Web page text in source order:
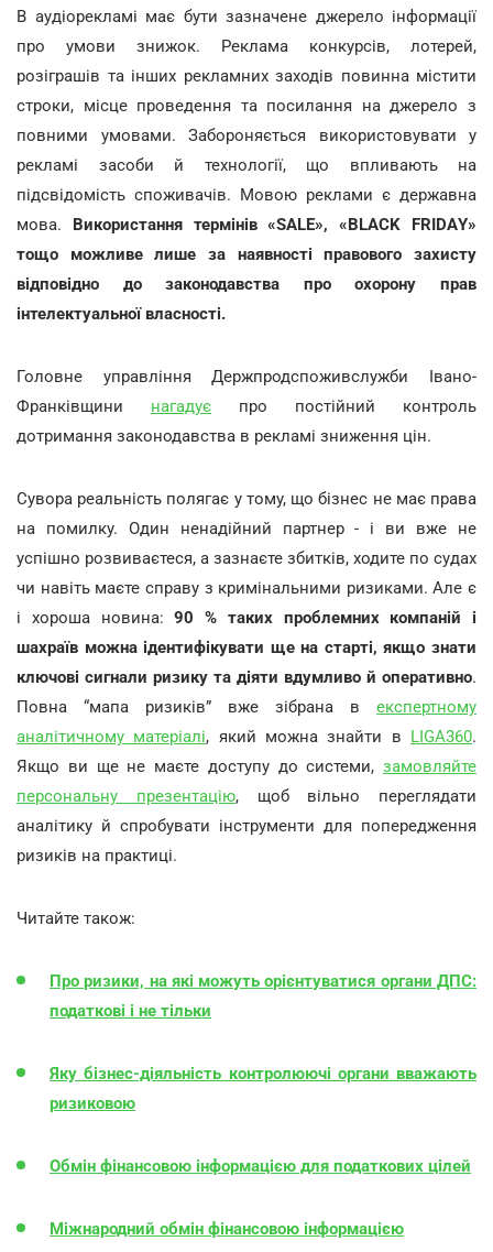
В аудіорекламі має бути зазначене джерело інформації
про умови знижок. Реклама конкурсів, лотерей,
розіграшів та інших рекламних заходів повинна містити
строки, місце проведення та посилання на джерело з
повними умовами. Забороняється використовувати у
рекламі засоби й технології, що впливають на
підсвідомість споживачів. Мовою реклами є державна
мова. Використання термінів «SALE», «BLACK FRIDАY»
тощо можливе лише за наявності правового захисту
відповідно до законодавства про охорону прав
інтелектуальної власності.
Головне управління Держпродспоживслужби Івано-
Франківщини нагадує про постійний контроль
дотримання законодавства в рекламі зниження цін.
Сувора реальність полягає у тому, що бізнес не має права
на помилку. Один ненадійний партнер - і ви вже не
успішно розвиваєтеся, а зазнаєте збитків, ходите по судах
чи навіть маєте справу з кримінальними ризиками. Але є
і хороша новина:90 % таких проблемних компаній і
шахраїв можна ідентифікувати ще на старті, якщо знати
ключові сигнали ризику та діяти вдумливо й оперативно.
Повна “мапа ризиків” вже зібрана в експертному
аналітичному матеріалі, який можна знайти в LIGA360.
Якщо ви ще не маєте доступу до системи, замовляйте
персональну презентацію, щоб вільно переглядати
аналітику й спробувати інструменти для попередження
ризиків на практиці.
Читайте також:
Про ризики, на які можуть орієнтуватися органи ДПС:
податкові і не тільки
Яку бізнес-діяльність контролюючі органи вважають
ризиковою
Обмін фінансовою інформацією для податкових цілей
Міжнародний обмін фінансовою інформацією